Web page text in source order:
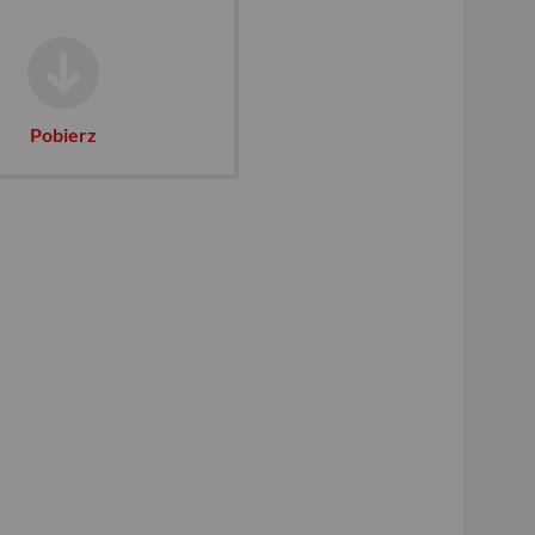
Pobierz